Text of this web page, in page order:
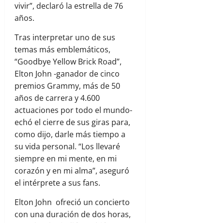
vivir”, declaró la estrella de 76
años.
Tras interpretar uno de sus
temas más emblemáticos,
“Goodbye Yellow Brick Road”,
Elton John -ganador de cinco
premios Grammy, más de 50
años de carrera y 4.600
actuaciones por todo el mundo-
echó el cierre de sus giras para,
como dijo, darle más tiempo a
su vida personal. “Los llevaré
siempre en mi mente, en mi
corazón y en mi alma”, aseguró
el intérprete a sus fans.
Elton John ofreció un concierto
con una duración de dos horas,